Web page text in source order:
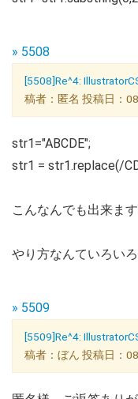
» 5508
[5508]Re^4:
稿者：匿名 投稿日：
str1="ABCDE";
str1 = str1.replace(/
こんなんでも出来ます
やり方なんていろいろ
» 5509
[5509]Re^4:
稿者：ぼん 投稿日：